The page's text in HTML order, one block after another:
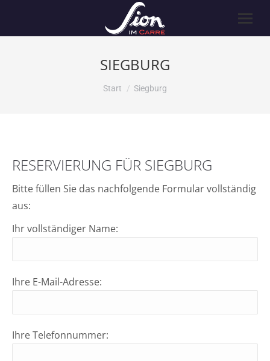
SIEGBURG
Sie befinden sich hier:
Start Siegburg
RESERVIERUNG FÜR SIEGBURG
Bitte füllen Sie das nachfolgende Formular vollständig
aus:
Ihr vollständiger Name:
Ihre E-Mail-Adresse:
Ihre Telefonnummer: